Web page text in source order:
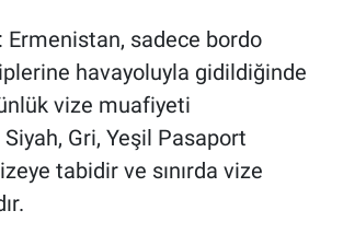
sadece bordo
havayoluyla gidildiğinde
vize muafiyeti
Siyah, Gri, Yeşil Pasaport
tabidir ve sınırda vize